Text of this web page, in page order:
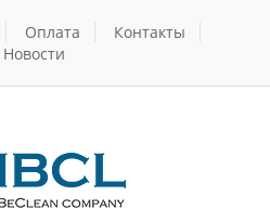
Оплата
Контакты
Новости